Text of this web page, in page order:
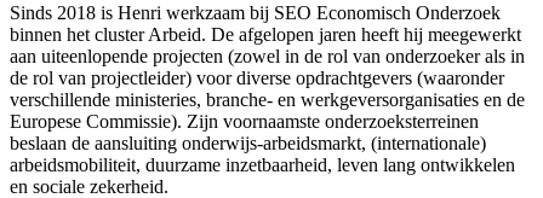
Sinds 2018 is Henri werkzaam bij SEO Economisch Onderzoek
binnen het cluster Arbeid. De afgelopen jaren heeft hij meegewerkt
aan uiteenlopende projecten (zowel in de rol van onderzoeker als in
de rol van projectleider) voor diverse opdrachtgevers (waaronder
verschillende ministeries, branche- en werkgeversorganisaties en de
Europese Commissie). Zijn voornaamste onderzoeksterreinen
beslaan de aansluiting onderwijs-arbeidsmarkt, (internationale)
arbeidsmobiliteit, duurzame inzetbaarheid, leven lang ontwikkelen
en sociale zekerheid.